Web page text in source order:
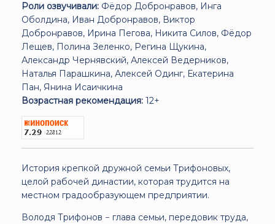
Роли озвучивали: Фёдор Добронравов, Инга
Оболдина, Иван Добронравов, Виктор
Добронравов, Ирина Пегова, Никита Силов, Фёдор
Лещев, Полина Зеленко, Регина Щукина,
Александр Чернявский, Алексей Ведерников,
Наталья Парашкина, Алексей Одинг, Екатерина
Пан, Янина Исаичкина
Возрастная рекомендация: 12+
История крепкой дружной семьи Трифоновых,
целой рабочей династии, которая трудится на
местном градообразующем предприятии.
Володя Трифонов − глава семьи, передовик труда,